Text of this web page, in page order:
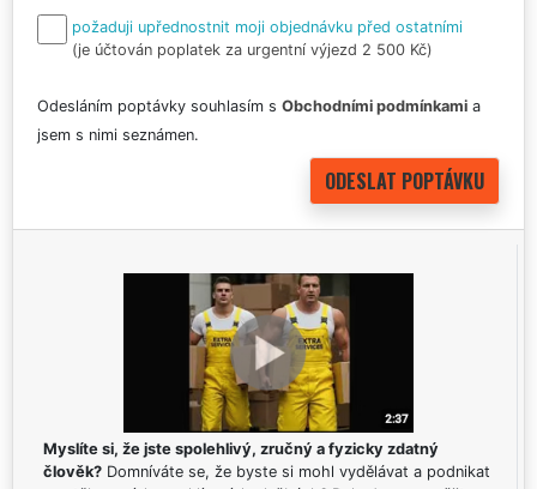
požaduji upřednostnit moji objednávku před ostatními
(je účtován poplatek za urgentní výjezd 2 500 Kč)
Odesláním poptávky souhlasím s Obchodními podmínkami a
jsem s nimi seznámen.
Myslíte si, že jste spolehlivý, zručný a fyzicky zdatný
člověk? Domníváte se, že byste si mohl vydělávat a podnikat